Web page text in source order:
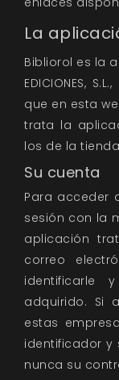
La
Bibliorol es la
EDICIONES,
que en esta
trata la
los de la
Su cuenta
Para acceder
sesión con la
aplicación
correo
identificarle
adquirido. Si
estas
identificador y
nunca su